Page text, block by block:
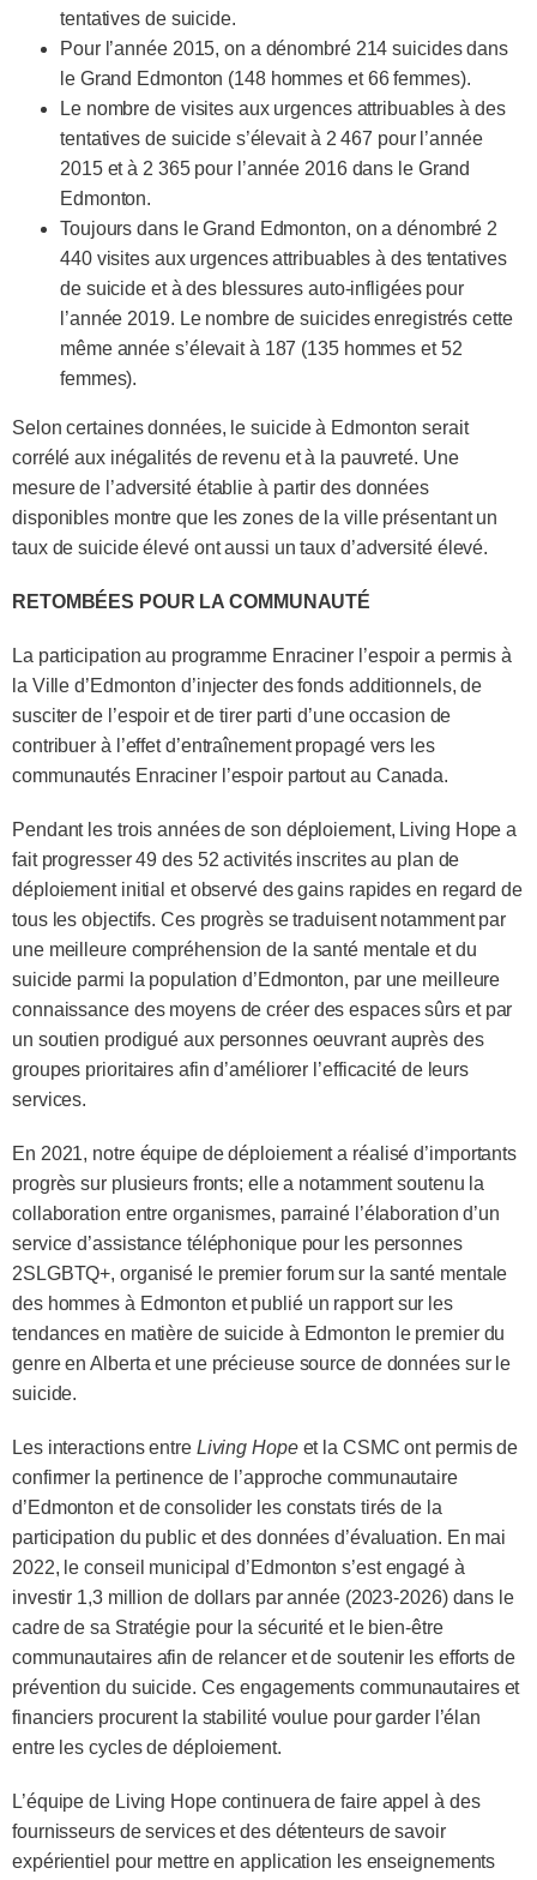
tentatives de suicide.
Pour l’année 2015, on a dénombré 214 suicides dans
le Grand Edmonton (148 hommes et 66 femmes).
Le nombre de visites aux urgences attribuables à des
tentatives de suicide s’élevait à 2 467 pour l’année
2015 et à 2 365 pour l’année 2016 dans le Grand
Edmonton.
Toujours dans le Grand Edmonton, on a dénombré 2
440 visites aux urgences attribuables à des tentatives
de suicide et à des blessures auto-infligées pour
l’année 2019. Le nombre de suicides enregistrés cette
même année s’élevait à 187 (135 hommes et 52
femmes).
Selon certaines données, le suicide à Edmonton serait
corrélé aux inégalités de revenu et à la pauvreté. Une
mesure de l’adversité établie à partir des données
disponibles montre que les zones de la ville présentant un
taux de suicide élevé ont aussi un taux d’adversité élevé.
RETOMBÉES POUR LA COMMUNAUTÉ
La participation au programme Enraciner l’espoir a permis à
la Ville d’Edmonton d’injecter des fonds additionnels, de
susciter de l’espoir et de tirer parti d’une occasion de
contribuer à l’effet d’entraînement propagé vers les
communautés Enraciner l’espoir partout au Canada.
Pendant les trois années de son déploiement, Living Hope a
fait progresser 49 des 52 activités inscrites au plan de
déploiement initial et observé des gains rapides en regard de
tous les objectifs. Ces progrès se traduisent notamment par
une meilleure compréhension de la santé mentale et du
suicide parmi la population d’Edmonton, par une meilleure
connaissance des moyens de créer des espaces sûrs et par
un soutien prodigué aux personnes oeuvrant auprès des
groupes prioritaires afin d’améliorer l’efficacité de leurs
services.
En 2021, notre équipe de déploiement a réalisé d’importants
progrès sur plusieurs fronts; elle a notamment soutenu la
collaboration entre organismes, parrainé l’élaboration d’un
service d’assistance téléphonique pour les personnes
2SLGBTQ+, organisé le premier forum sur la santé mentale
des hommes à Edmonton et publié un rapport sur les
tendances en matière de suicide à Edmonton le premier du
genre en Alberta et une précieuse source de données sur le
suicide.
Les interactions entre Living Hopeet la CSMC ont permis de
confirmer la pertinence de l’approche communautaire
d’Edmonton et de consolider les constats tirés de la
participation du public et des données d’évaluation. En mai
2022, le conseil municipal d’Edmonton s’est engagé à
investir 1,3 million de dollars par année (2023‑2026) dans le
cadre de sa Stratégie pour la sécurité et le bien‑être
communautaires afin de relancer et de soutenir les efforts de
prévention du suicide. Ces engagements communautaires et
financiers procurent la stabilité voulue pour garder l’élan
entre les cycles de déploiement.
L’équipe de Living Hope continuera de faire appel à des
fournisseurs de services et des détenteurs de savoir
expérientiel pour mettre en application les enseignements